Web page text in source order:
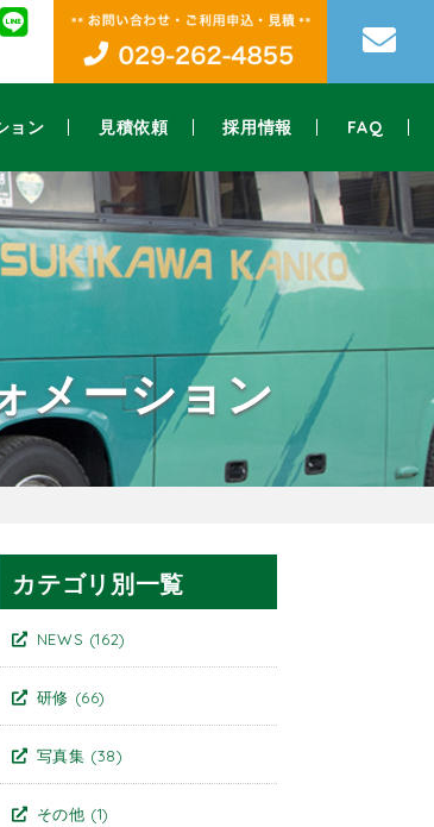
ョン 見積依頼 採用情報 FAQ
メーション
カテゴリ別一覧
NEWS (162)
研修 (66)
写真集 (38)
その他 (1)